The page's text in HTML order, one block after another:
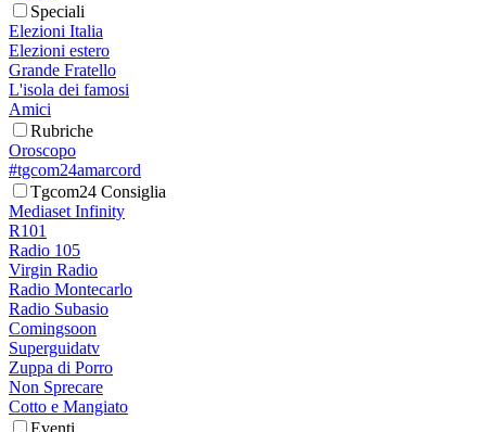
Speciali
Elezioni Italia
Elezioni estero
Grande Fratello
L'isola dei famosi
Amici
Rubriche
Oroscopo
#tgcom24amarcord
Tgcom24 Consiglia
Mediaset Infinity
R101
Radio 105
Virgin Radio
Radio Montecarlo
Radio Subasio
Comingsoon
Superguidatv
Zuppa di Porro
Non Sprecare
Cotto e Mangiato
Eventi